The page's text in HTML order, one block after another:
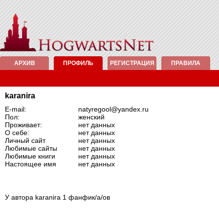
АРХИВ ПРОФИЛЬ РЕГИСТРАЦИЯ ПРАВИЛА
karanira
E-mail:
natyregool@yandex.ru
Пол:
женский
Проживает:
нет данных
О себе:
нет данных
Личный сайт
нет данных
Любимые сайты
нет данных
Любимые книги
нет данных
Настоящее имя
нет данных
У автора karanira 1 фанфик/а/ов